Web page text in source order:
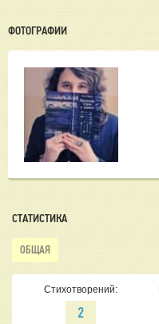
ФОТОГРАФИИ
СТАТИСТИКА
ОБЩАЯ
Стихотворений:
2